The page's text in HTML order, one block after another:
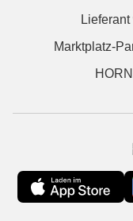
Marktplatz-